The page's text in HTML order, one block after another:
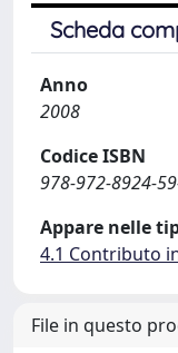
Scheda
Anno
2008
Codice ISBN
978-972-8924-
Appare nelle
4.1 Contributo
File in questo